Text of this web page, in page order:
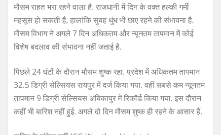
मौसम राहत भरा रहने वाला है. राजधानी में दिन के वक्त हल्की गर्मी
महसूस हो सकती है, हालांकि सुबह धुंध भी छाए रहने की संभावना है.
मौसम विभाग ने अगले 7 दिन अधिकतम और न्यूनतम तापमान में कोई
विशेष बदलाव की संभावना नहीं जताई है.
पिछले 24 घंटों के दौरान मौसम शुष्क रहा. प्रदेश में अधिकतम तापमान
32.5 डिग्री सेल्सियस रायपुर में दर्ज किया गया. वहीं सबसे कम न्यूनतम
तापमान 9 डिग्री सेल्सियस अंबिकापुर में रिकॉर्ड किया गया. इस दौरान
कहीं भी बारिश नहीं हुई. अगले दो दिन मौसम शुष्क ही रहने के आसार हैं.